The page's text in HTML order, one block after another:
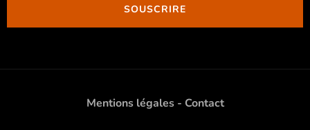
Mentions légales- Contact